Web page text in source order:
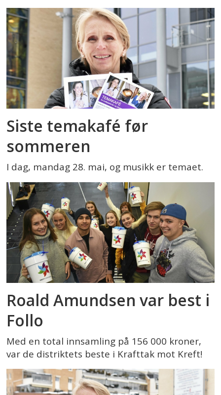
Siste temakafé før
sommeren
I dag, mandag 28. mai, og musikk er temaet.
Roald Amundsen var best i
Follo
Med en total innsamling på 156 000 kroner,
var de distriktets beste i Krafttak mot Kreft!